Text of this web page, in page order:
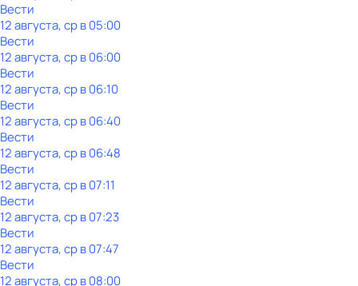
Вести
12 августа, ср в 05:00
Вести
12 августа, ср в 06:00
Вести
12 августа, ср в 06:10
Вести
12 августа, ср в 06:40
Вести
12 августа, ср в 06:48
Вести
12 августа, ср в 07:11
Вести
12 августа, ср в 07:23
Вести
12 августа, ср в 07:47
Вести
12 августа, ср в 08:00